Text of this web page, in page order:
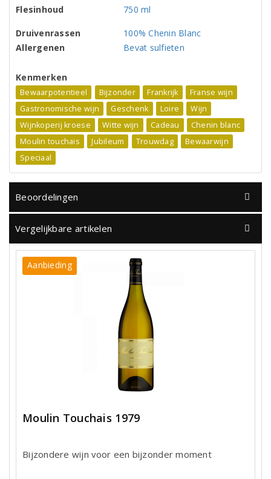
Flesinhoud
750 ml
Druivenrassen
100% Chenin Blanc
Allergenen
Bevat sulfieten
Kenmerken
Bewaarpotentieel Bijzonder Frankrijk
Franse wijn
Gastronomische wijn
Geschenk Loire
Wijn
Wijnkoperij kroese
Witte wijn Cadeau
Chenin blanc
Moulin touchais
Jubileum Trouwdag
Bewaarwijn
Speciaal
Beoordelingen
Vergelijkbare artikelen
Aanbieding
Moulin Touchais 1979
Bijzondere wijn voor een bijzonder moment